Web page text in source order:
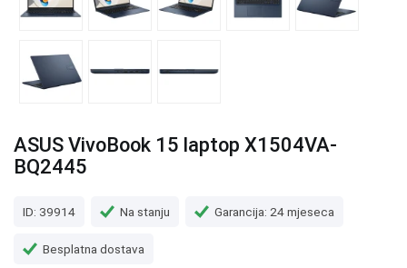
ASUS VivoBook 15 laptop X1504VA-
BQ2445
ID: 39914 Na stanju Garancija: 24 mjeseca
Besplatna dostava